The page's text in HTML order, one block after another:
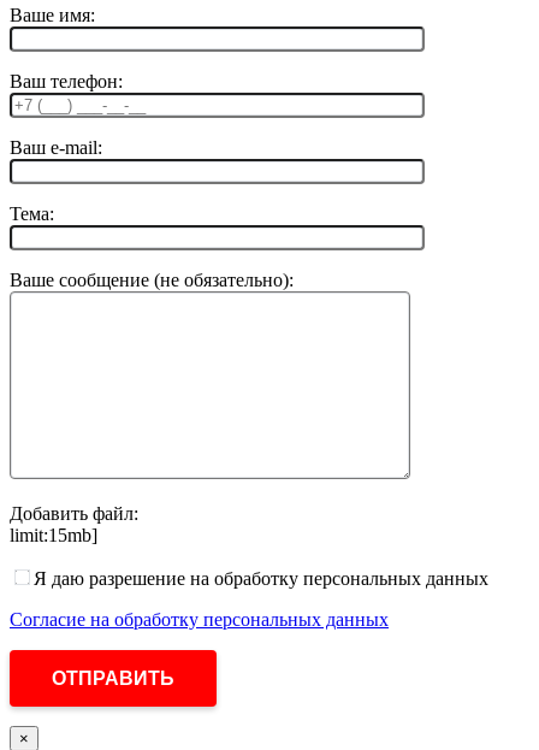
Ваше имя:
Ваш телефон:
Ваш e-mail:
Тема:
Ваше сообщение (не обязательно):
Добавить файл:
limit:15mb]
Я даю разрешение на обработку персональных данных
Согласие на обработку персональных данных
×